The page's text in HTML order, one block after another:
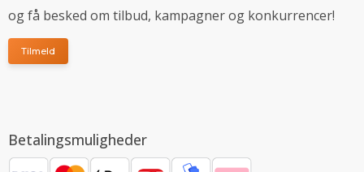
og få besked om tilbud, kampagner og konkurrencer!
Tilmeld
Betalingsmuligheder